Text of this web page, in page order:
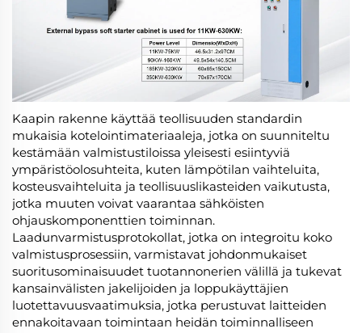
Kaapin rakenne käyttää teollisuuden standardin
mukaisia kotelointimateriaaleja, jotka on suunniteltu
kestämään valmistustiloissa yleisesti esiintyviä
ympäristöolosuhteita, kuten lämpötilan vaihteluita,
kosteusvaihteluita ja teollisuuslikasteiden vaikutusta,
jotka muuten voivat vaarantaa sähköisten
ohjauskomponenttien toiminnan.
Laadunvarmistusprotokollat, jotka on integroitu koko
valmistusprosessiin, varmistavat johdonmukaiset
suoritusominaisuudet tuotannonerien välillä ja tukevat
kansainvälisten jakelijoiden ja loppukäyttäjien
luotettavuusvaatimuksia, jotka perustuvat laitteiden
ennakoitavaan toimintaan heidän toiminnalliseen